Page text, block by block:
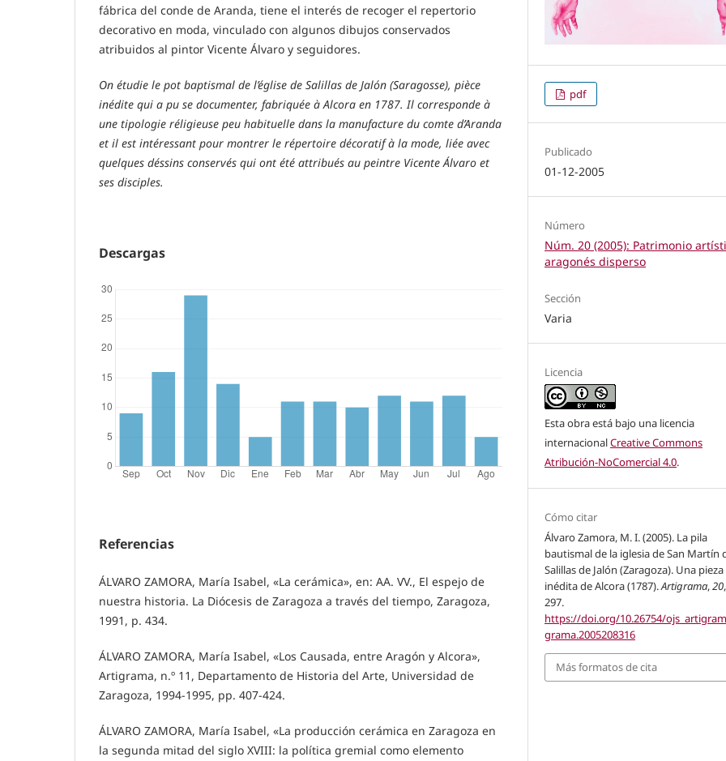
fábrica del conde de Aranda, tiene el interés de recoger el repertorio
decorativo en moda, vinculado con algunos dibujos conservados
atribuidos al pintor Vicente Álvaro y seguidores.
On étudie le pot baptismal de l’église de Salillas de Jalón (Saragosse), pièce
inédite qui a pu se documenter, fabriquée à Alcora en 1787. Il corresponde à
une tipologie réligieuse peu habituelle dans la manufacture du comte d’Aranda
et il est intéressant pour montrer le répertoire décoratif à la mode, liée avec
quelques déssins conservés qui ont été attribués au peintre Vicente Álvaro et
ses disciples.
Descargas
Referencias
ÁLVARO ZAMORA, María Isabel, «La cerámica», en: AA. VV., El espejo de
nuestra historia. La Diócesis de Zaragoza a través del tiempo, Zaragoza,
1991, p. 434.
ÁLVARO ZAMORA, María Isabel, «Los Causada, entre Aragón y Alcora»,
Artigrama, n.º 11, Departamento de Historia del Arte, Universidad de
Zaragoza, 1994-1995, pp. 407-424.
ÁLVARO ZAMORA, María Isabel, «La producción cerámica en Zaragoza en
la segunda mitad del siglo XVIII: la política gremial como elemento
pdf
Publicado
01-12-2005
Número
Núm. 20 (2005): Patrimonio
aragonés disperso
Sección
Varia
Licencia
Esta obra está bajo una licencia
internacionalCreative Commons
Atribución-NoComercial 4.0.
Cómo citar
Álvaro Zamora, M. I. (2005). La pila
bautismal de la iglesia de San Martín
Salillas de Jalón (Zaragoza). Una pieza
inédita de Alcora (1787).Artigrama,20
297.
https://doi.org/10.26754/
grama.2005208316
Más formatos de cita